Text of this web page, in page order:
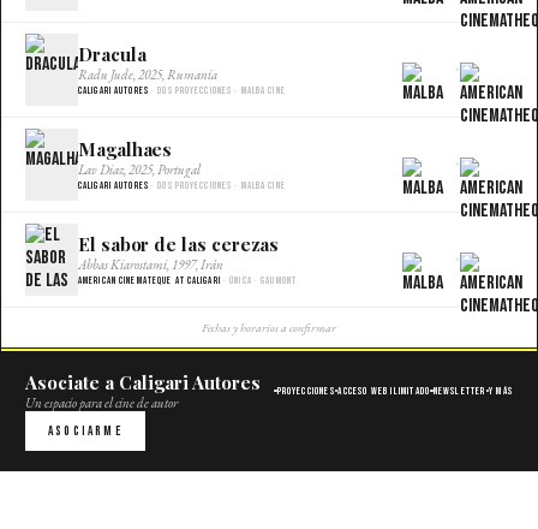
Dracula
Radu Jude, 2025, Rumania
Caligari Autores · Dos proyecciones · Malba Cine
×
Magalhaes
Lav Diaz, 2025, Portugal
Caligari Autores · Dos proyecciones · Malba Cine
×
El sabor de las cerezas
Abbas Kiarostami, 1997, Irán
American Cinemateque at Caligari · Única · Gaumont
×
Fechas y horarios a confirmar
Asociate a Caligari Autores
Un espacio para el cine de autor
Proyecciones Acceso web ilimitado Newsletter Y más
Asociarme